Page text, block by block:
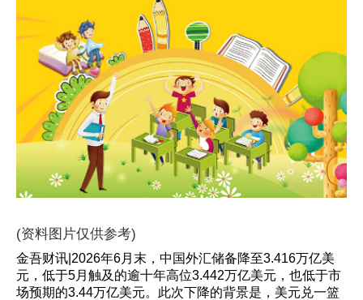
(资料图片仅供参考)
金吾财讯|2026年6月末，中国外汇储备降至3.416万亿美
元，低于5月触及的逾十年高位3.442万亿美元，也低于市
场预期的3.44万亿美元。此次下降的背景是，美元兑一篮